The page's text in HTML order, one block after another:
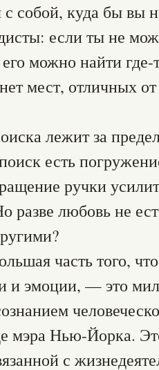
с собой, куда бы вы
если ты не
его можно найти
мест, отличных
лежит за
есть
ручки
разве любовь не
часть того,
и эмоции, — это
мэра Нью-Йорка.
с